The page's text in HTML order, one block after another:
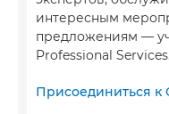
интересным
предложениям —
Professional Services.
Присоединиться к